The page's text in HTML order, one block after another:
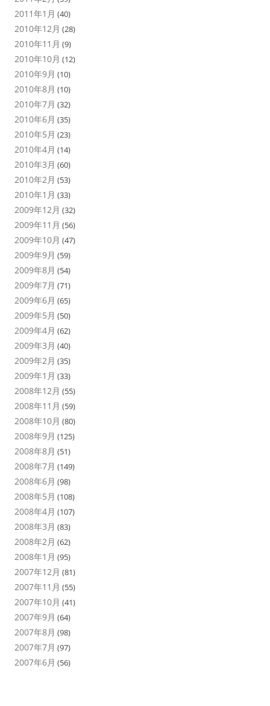
2011年1月 (40)
2010年12月 (28)
2010年11月 (9)
2010年10月 (12)
2010年9月 (10)
2010年8月 (10)
2010年7月 (32)
2010年6月 (35)
2010年5月 (23)
2010年4月 (14)
2010年3月 (60)
2010年2月 (53)
2010年1月 (33)
2009年12月 (32)
2009年11月 (56)
2009年10月 (47)
2009年9月 (59)
2009年8月 (54)
2009年7月 (71)
2009年6月 (65)
2009年5月 (50)
2009年4月 (62)
2009年3月 (40)
2009年2月 (35)
2009年1月 (33)
2008年12月 (55)
2008年11月 (59)
2008年10月 (80)
2008年9月 (125)
2008年8月 (51)
2008年7月 (149)
2008年6月 (98)
2008年5月 (108)
2008年4月 (107)
2008年3月 (83)
2008年2月 (62)
2008年1月 (95)
2007年12月 (81)
2007年11月 (55)
2007年10月 (41)
2007年9月 (64)
2007年8月 (98)
2007年7月 (97)
2007年6月 (56)